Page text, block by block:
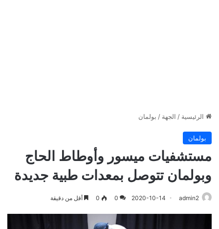
الرئيسية / الجهة / بولمان
بولمان
مستشفيات ميسور وأوطاط الحاج
وبولمان تتوصل بمعدات طبية جديدة
admin2
2020-10-14
0
0 أقل من دقيقة